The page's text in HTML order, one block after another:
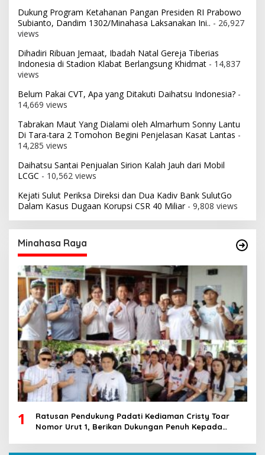
Dukung Program Ketahanan Pangan Presiden RI Prabowo
Subianto, Dandim 1302/Minahasa Laksanakan Ini.. - 26,927
views
Dihadiri Ribuan Jemaat, Ibadah Natal Gereja Tiberias
Indonesia di Stadion Klabat Berlangsung Khidmat - 14,837
views
Belum Pakai CVT, Apa yang Ditakuti Daihatsu Indonesia? -
14,669 views
Tabrakan Maut Yang Dialami oleh Almarhum Sonny Lantu
Di Tara-tara 2 Tomohon Begini Penjelasan Kasat Lantas -
14,285 views
Daihatsu Santai Penjualan Sirion Kalah Jauh dari Mobil
LCGC - 10,562 views
Kejati Sulut Periksa Direksi dan Dua Kadiv Bank SulutGo
Dalam Kasus Dugaan Korupsi CSR 40 Miliar- 9,808 views
Minahasa Raya
1
Ratusan Pendukung Padati Kediaman Cristy Toar
Nomor Urut 1, Berikan Dukungan Penuh Kepada